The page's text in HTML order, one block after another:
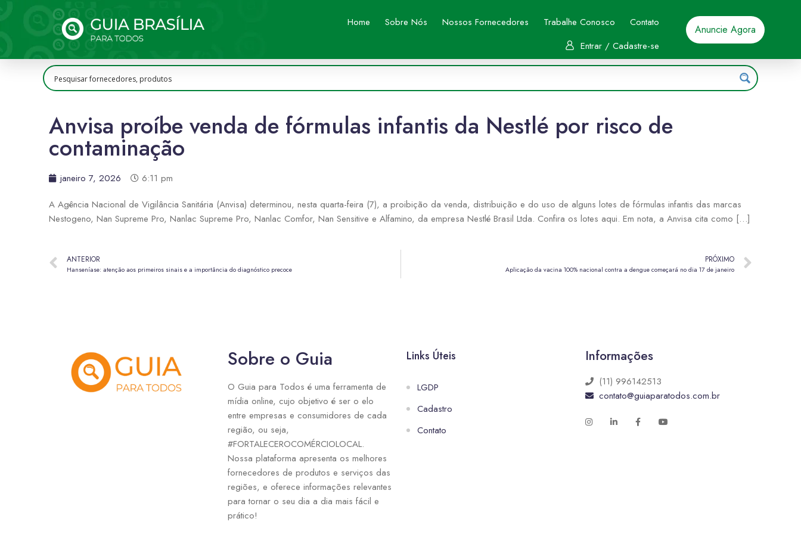
Home Sobre Nós Nossos Fornecedores Trabalhe Conosco
Contato
Entrar / Cadastre-se
Anuncie Agora
Anvisa proíbe venda de fórmulas infantis da Nestlé por risco de
contaminação
janeiro 7, 2026
6:11 pm
A Agência Nacional de Vigilância Sanitária (Anvisa) determinou, nesta quarta-feira (7), a proibição da venda, distribuição e do uso de alguns lotes de fórmulas infantis das marcas
Nestogeno, Nan Supreme Pro, Nanlac Supreme Pro, Nanlac Comfor, Nan Sensitive e Alfamino, da empresa Nestlé Brasil Ltda. Confira os lotes aqui. Em nota, a Anvisa cita como […]
ANTERIOR
Hanseníase: atenção aos primeiros sinais e a importância do diagnóstico precoce
PRÓXIMO
Aplicação da vacina 100% nacional contra a dengue começará no dia 17 de janeiro
Sobre o Guia
O Guia para Todos é uma ferramenta de
mídia online, cujo objetivo é ser o elo
entre empresas e consumidores de cada
região, ou seja,
#FORTALECEROCOMÉRCIOLOCAL.
Nossa plataforma apresenta os melhores
fornecedores de produtos e serviços das
regiões, e oferece informações relevantes
para tornar o seu dia a dia mais fácil e
prático!
Links Úteis
LGDP
Cadastro
Contato
Informações
(11) 996142513
contato@guiaparatodos.com.br